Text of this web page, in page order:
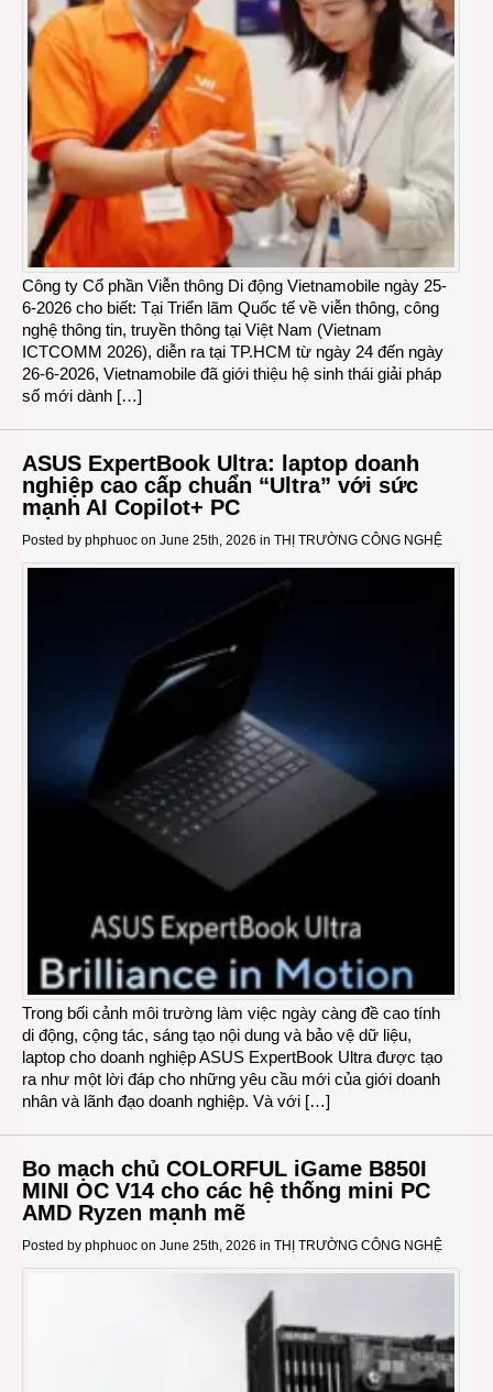
Công ty Cổ phần Viễn thông Di động Vietnamobile ngày 25-
6-2026 cho biết: Tại Triển lãm Quốc tế về viễn thông, công
nghệ thông tin, truyền thông tại Việt Nam (Vietnam
ICTCOMM 2026), diễn ra tại TP.HCM từ ngày 24 đến ngày
26-6-2026, Vietnamobile đã giới thiệu hệ sinh thái giải pháp
số mới dành […]
ASUS ExpertBook Ultra: laptop doanh
nghiệp cao cấp chuẩn “Ultra” với sức
mạnh AI Copilot+ PC
Posted by phphuoc on June 25th, 2026 in THỊ TRƯỜNG CÔNG NGHỆ
Trong bối cảnh môi trường làm việc ngày càng đề cao tính
di động, cộng tác, sáng tạo nội dung và bảo vệ dữ liệu,
laptop cho doanh nghiệp ASUS ExpertBook Ultra được tạo
ra như một lời đáp cho những yêu cầu mới của giới doanh
nhân và lãnh đạo doanh nghiệp. Và với […]
Bo mạch chủ COLORFUL iGame B850I
MINI OC V14 cho các hệ thống mini PC
AMD Ryzen mạnh mẽ
Posted by phphuoc on June 25th, 2026 in THỊ TRƯỜNG CÔNG NGHỆ